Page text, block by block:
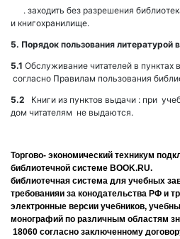
. заходить без разрешения
и книгохранилище.
5. Порядок пользования литературой
5.1 Обслуживание читателей в пунктах
согласно Правилам пользования
5.2 Книги из пунктов выдачи : при
дом читателям не выдаются.
Торгово- экономический техникум
библиотечной системе BOOK.RU.
библиотечная система для учебных
требованияи за конодательства РФ и
электронные версии учебников,
монографий по различным областям
18060 согласно заключенному